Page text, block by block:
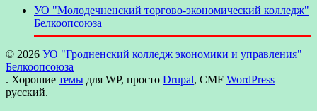
УО "Молодечненский торгово-экономический колледж"
Белкоопсоюза
© 2026 УО "Гродненский колледж экономики и управления"
Белкоопсоюза
. Хорошие темы для WP, просто Drupal, CMF WordPress
русский.